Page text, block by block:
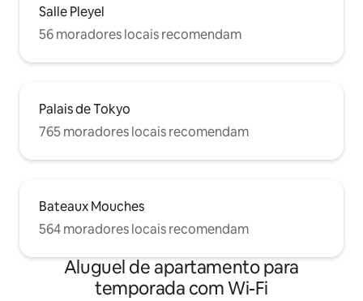
Salle Pleyel
56 moradores locais recomendam
Palais de Tokyo
765 moradores locais recomendam
Bateaux Mouches
564 moradores locais recomendam
Aluguel de apartamento para
temporada com Wi-Fi